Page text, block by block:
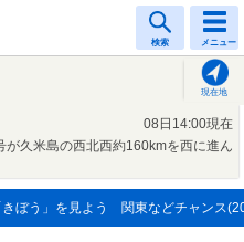
検索 メニュー
現在地
08日14:00現在
が久米島の西北西約160kmを西に進ん
ぼう」を見よう 関東などチャンス